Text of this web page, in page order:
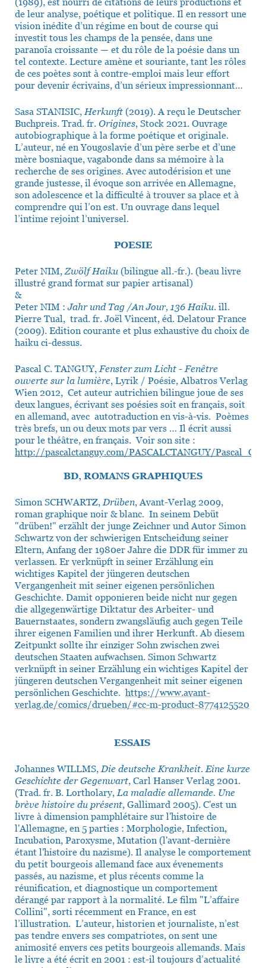
de leur analyse, poétique et politique. Il en ressort une
vision inédite d’un régime en bout de course qui
investit tous les champs de la pensée, dans une
paranoïa croissante — et du rôle de la poésie dans un
tel contexte. Lecture amène et souriante, tant les rôles
de ces poètes sont à contre-emploi mais leur effort
pour devenir écrivains, d’un sérieux impressionnant…
Sasa STANISIC, Herkunft (2019). A reçu le Deutscher
Buchpreis. Trad. fr. Origines, Stock 2021. Ouvrage
autobiographique à la forme poétique et originale.
L’auteur, né en Yougoslavie d’un père serbe et d’une
mère bosniaque, vagabonde dans sa mémoire à la
recherche de ses origines. Avec autodérision et une
grande justesse, il évoque son arrivée en Allemagne,
son adolescence et la difficulté à trouver sa place et à
comprendre qui l’on est. Un ouvrage dans lequel
l’intime rejoint l’universel.
POESIE
Peter NIM, Zwölf Haiku (bilingue all.-fr.). (beau livre
illustré grand format sur papier artisanal)
&
Peter NIM :Jahr und Tag /An Jour, 136 Haiku. ill.
Pierre Tual, trad. fr. Joël Vincent, éd. Delatour France
(2009). Edition courante et plus exhaustive du choix de
haiku ci-dessus.
Pascal C. TANGUY, Fenster zum Licht - Fenêtre
ouverte sur la lumière, Lyrik / Poésie, Albatros Verlag
Wien 2012, Cet auteur autrichien bilingue joue de ses
deux langues, écrivant ses poésies soit en français, soit
en allemand, avec autotraduction en vis-à-vis. Poèmes
très brefs, un ou deux mots par vers … Il écrit aussi
pour le théâtre, en français. Voir son site :
http://pascalctanguy.com/PASCALCTANGUY/
BD, ROMANS GRAPHIQUES
Simon SCHWARTZ, Drüben, Avant-Verlag 2009,
roman graphique noir & blanc. In seinem Debüt
"drüben!" erzählt der junge Zeichner und Autor Simon
Schwartz von der schwierigen Entscheidung seiner
Eltern, Anfang der 1980er Jahre die DDR für immer zu
verlassen. Er verknüpft in seiner Erzählung ein
wichtiges Kapitel der jüngeren deutschen
Vergangenheit mit seiner eigenen persönlichen
Geschichte. Damit opponieren beide nicht nur gegen
die allgegenwärtige Diktatur des Arbeiter- und
Bauernstaates, sondern zwangsläufig auch gegen Teile
ihrer eigenen Familien und ihrer Herkunft. Ab diesem
Zeitpunkt sollte ihr einziger Sohn zwischen zwei
deutschen Staaten aufwachsen. Simon Schwartz
verknüpft in seiner Erzählung ein wichtiges Kapitel der
jüngeren deutschen Vergangenheit mit seiner eigenen
persönlichen Geschichte. https://www.avant-
verlag.de/comics/drueben/#cc-m-product-8774125520
ESSAIS
Johannes WILLMS, Die deutsche Krankheit. Eine kurze
Geschichte der Gegenwart, Carl Hanser Verlag 2001.
(Trad. fr. B. Lortholary, La maladie allemande. Une
brève histoire du présent, Gallimard 2005). C'est un
livre à dimension pamphlétaire sur l'histoire de
l'Allemagne, en 5 parties : Morphologie, Infection,
Incubation, Paroxysme, Mutation (l'avant-dernière
étant l'histoire du nazisme). Il analyse le comportement
du petit bourgeois allemand face aux évenements
passés, au nazisme, et plus récents comme la
réunification, et diagnostique un comportement
dérangé par rapport à la normalité. Le film "L’affaire
Collini", sorti récemment en France, en est
l’illustration. L’auteur, historien et journaliste, n’est
pas tendre envers ses compatriotes, on sent une
animosité envers ces petits bourgeois allemands. Mais
le livre a été écrit en 2001 : est-il toujours d’actualité